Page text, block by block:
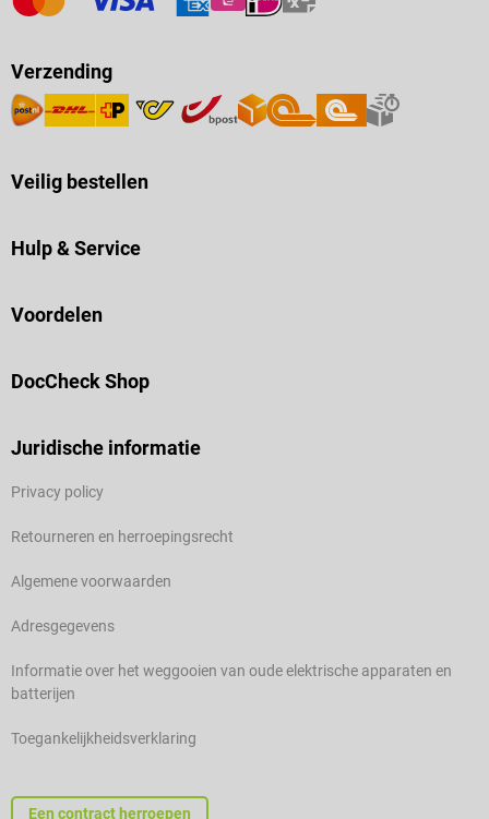
Verzending
Veilig bestellen
Hulp & Service
Voordelen
DocCheck Shop
Juridische informatie
Privacy policy
Retourneren en herroepingsrecht
Algemene voorwaarden
Adresgegevens
Informatie over het weggooien van oude elektrische apparaten en
batterijen
Toegankelijkheidsverklaring
Een contract herroepen